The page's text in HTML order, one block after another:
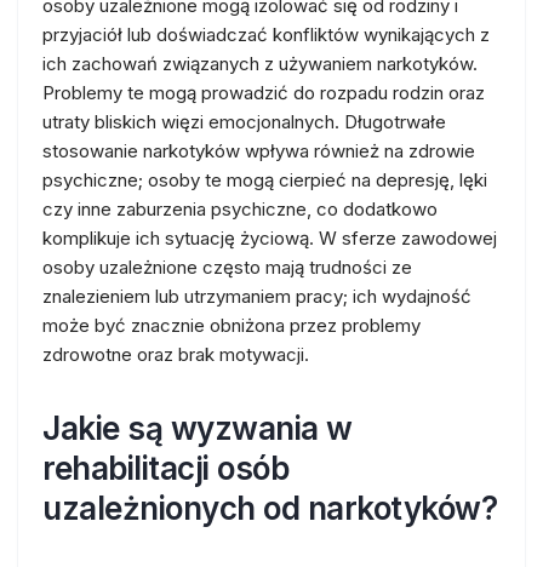
osoby uzależnione mogą izolować się od rodziny i
przyjaciół lub doświadczać konfliktów wynikających z
ich zachowań związanych z używaniem narkotyków.
Problemy te mogą prowadzić do rozpadu rodzin oraz
utraty bliskich więzi emocjonalnych. Długotrwałe
stosowanie narkotyków wpływa również na zdrowie
psychiczne; osoby te mogą cierpieć na depresję, lęki
czy inne zaburzenia psychiczne, co dodatkowo
komplikuje ich sytuację życiową. W sferze zawodowej
osoby uzależnione często mają trudności ze
znalezieniem lub utrzymaniem pracy; ich wydajność
może być znacznie obniżona przez problemy
zdrowotne oraz brak motywacji.
Jakie są wyzwania w
rehabilitacji osób
uzależnionych od narkotyków?